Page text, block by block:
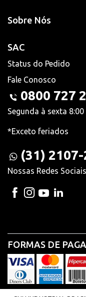
Sobre Nós
SAC
Status do Pedido
Fale Conosco
0800 727
Segunda à sexta
*Exceto feriados
(31)
Nossas Redes Sociais
FORMAS DE